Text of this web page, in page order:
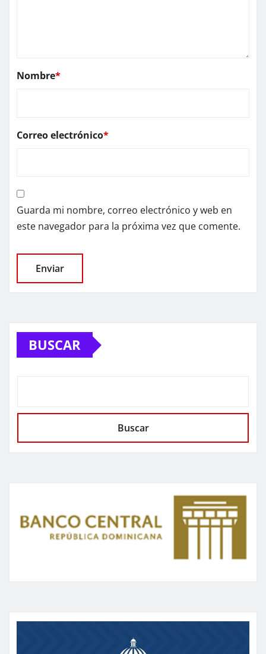
Nombre*
Correo electrónico*
Guarda mi nombre, correo electrónico y web en
este navegador para la próxima vez que comente.
BUSCAR
Buscar